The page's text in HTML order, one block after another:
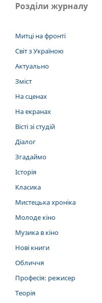
Розділи журналу
Митці на фронті
Світ з Україною
Актуально
Зміст
На сценах
На екранах
Вісті зі студій
Діалог
Згадаймо
Історія
Класика
Мистецька хроніка
Молоде кіно
Музика в кіно
Нові книги
Обличчя
Професія: режисер
Теорія